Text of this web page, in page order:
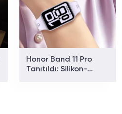
Honor Band 11 Pro
Tanıtıldı: Silikon-